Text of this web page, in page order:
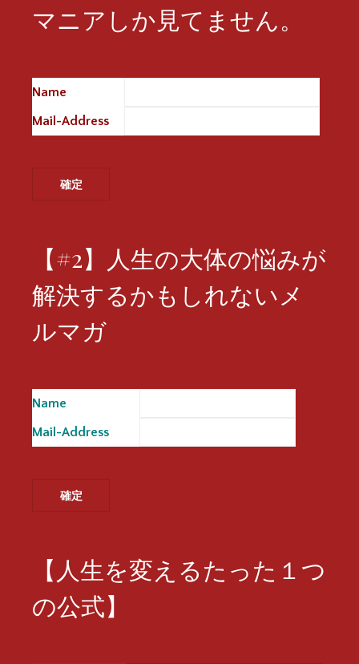
マニアしか見てません。
Name
Mail-Address
【#2】人生の大体の悩みが
解決するかもしれないメ
ルマガ
Name
Mail-Address
【人生を変えるたった１つ
の公式】